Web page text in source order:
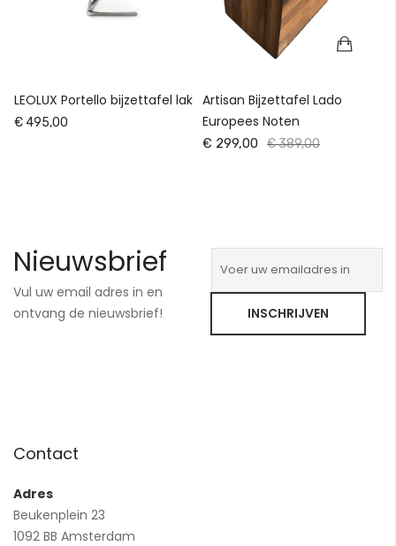
LEOLUX Portello bijzettafel lak
€ 495,00
Artisan Bijzettafel Lado
Europees Noten
€ 299,00 € 389,00
Nieuwsbrief
Vul uw email adres in en
ontvang de nieuwsbrief!
INSCHRIJVEN
Contact
Adres
Beukenplein 23
1092 BB Amsterdam